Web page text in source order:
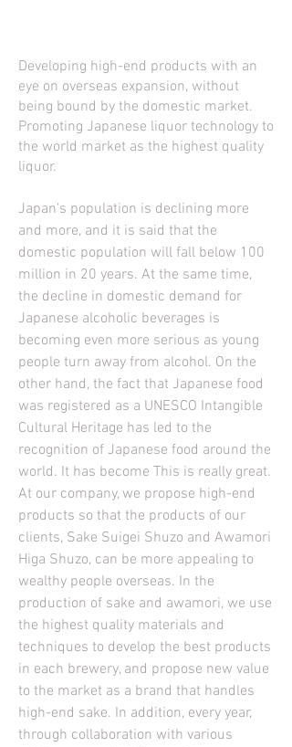
Developing high-end products with an
eye on overseas expansion, without
being bound by the domestic market.
Promoting Japanese liquor technology to
the world market as the highest quality
liquor.
Japan's population is declining more
and more, and it is said that the
domestic population will fall below 100
million in 20 years. At the same time,
the decline in domestic demand for
Japanese alcoholic beverages is
becoming even more serious as young
people turn away from alcohol. On the
other hand, the fact that Japanese food
was registered as a UNESCO Intangible
Cultural Heritage has led to the
recognition of Japanese food around the
world. It has become This is really great.
At our company, we propose high-end
products so that the products of our
clients, Sake Suigei Shuzo and Awamori
Higa Shuzo, can be more appealing to
wealthy people overseas. In the
production of sake and awamori, we use
the highest quality materials and
techniques to develop the best products
in each brewery, and propose new value
to the market as a brand that handles
high-end sake. In addition, every year,
through collaboration with various